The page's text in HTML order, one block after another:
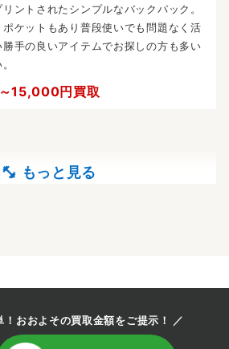
ントされたシンプルなバックパック。
ケットもあり普段使いでも問題なく活
手の良いアイテムでお探しの方も多い
～15,000円買取
！おおよその買取金額をご提示！ ／